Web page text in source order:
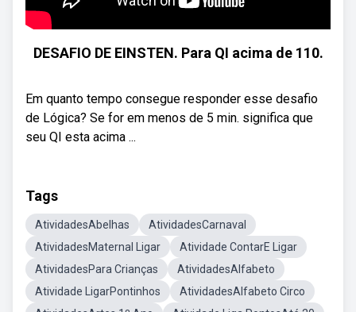
DESAFIO DE EINSTEN. Para QI acima de 110.
Em quanto tempo consegue responder esse desafio
de Lógica? Se for em menos de 5 min. significa que
seu QI esta acima ...
Tags
AtividadesAbelhas
AtividadesCarnaval
AtividadesMaternal Ligar
Atividade ContarE Ligar
AtividadesPara Crianças
AtividadesAlfabeto
Atividade LigarPontinhos
AtividadesAlfabeto Circo